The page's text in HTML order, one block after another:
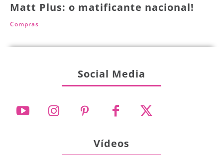
Matt Plus: o matificante nacional!
Compras
Social Media
Vídeos